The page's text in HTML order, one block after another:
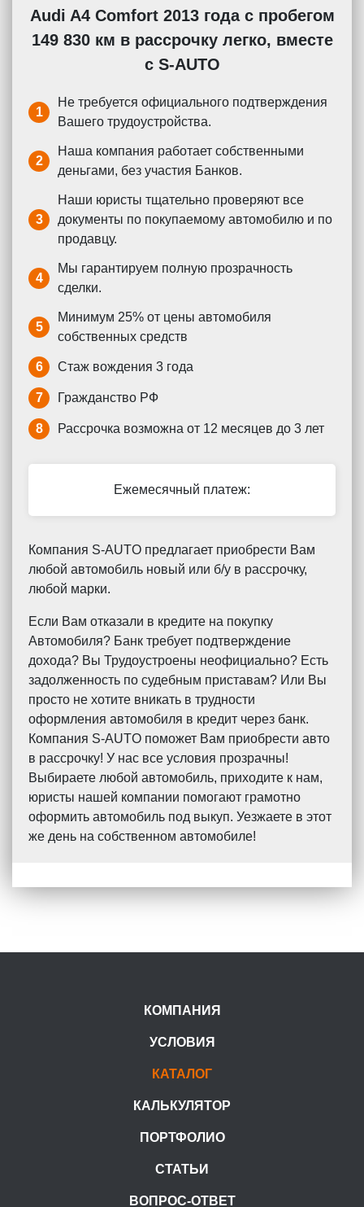
Audi A4 Comfort 2013 года с пробегом
149 830 км в рассрочку легко, вместе
с S-AUTO
1
Не требуется официального подтверждения
Вашего трудоустройства.
2
Наша компания работает собственными
деньгами, без участия Банков.
3
Наши юристы тщательно проверяют все
документы по покупаемому автомобилю и по
продавцу.
4
Мы гарантируем полную прозрачность
сделки.
5
Минимум 25% от цены автомобиля
собственных средств
6 Стаж вождения 3 года
7 Гражданство РФ
8 Рассрочка возможна от 12 месяцев до 3 лет
Ежемесячный платеж:
Компания S-AUTO предлагает приобрести Вам
любой автомобиль новый или б/у в рассрочку,
любой марки.
Если Вам отказали в кредите на покупку
Автомобиля? Банк требует подтверждение
дохода? Вы Трудоустроены неофициально? Есть
задолженность по судебным приставам? Или Вы
просто не хотите вникать в трудности
оформления автомобиля в кредит через банк.
Компания S-AUTO поможет Вам приобрести авто
в рассрочку! У нас все условия прозрачны!
Выбираете любой автомобиль, приходите к нам,
юристы нашей компании помогают грамотно
оформить автомобиль под выкуп. Уезжаете в этот
же день на собственном автомобиле!
КОМПАНИЯ
УСЛОВИЯ
КАТАЛОГ
КАЛЬКУЛЯТОР
ПОРТФОЛИО
СТАТЬИ
ВОПРОС-ОТВЕТ